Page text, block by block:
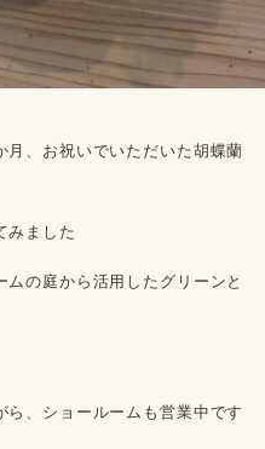
、お祝いでいただいた胡蝶蘭
みました
の庭から活用したグリーンと
、ショールームも営業中です